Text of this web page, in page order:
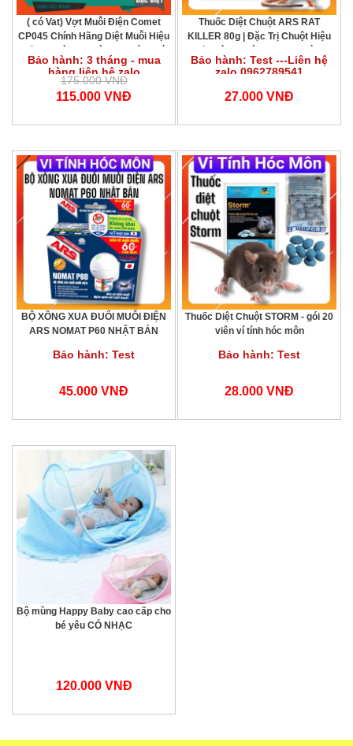
( có Vat) Vợt Muỗi Điện Comet
CP045 Chính Hãng Diệt Muỗi Hiệu
Môn
Bảo hành: 3 tháng - mua
hàng liên hệ zalo
0962789541
175.000 VNĐ
115.000 VNĐ
Thuốc Diệt Chuột ARS RAT
KILLER 80g | Đặc Trị Chuột Hiệu
Nhanh | Giá Tốt | Mua Ngay | Vi
Bảo hành: Test ---Liên hệ
zalo 0962789541
27.000 VNĐ
BỘ XÔNG XUA ĐUỔI MUỖI ĐIỆN
ARS NOMAT P60 NHẬT BẢN
Bảo hành: Test
45.000 VNĐ
Thuốc Diệt Chuột STORM - gói 20
viên ví tính hóc môn
Bảo hành: Test
28.000 VNĐ
Bộ mùng Happy Baby cao cấp cho
bé yêu CÓ NHẠC
120.000 VNĐ